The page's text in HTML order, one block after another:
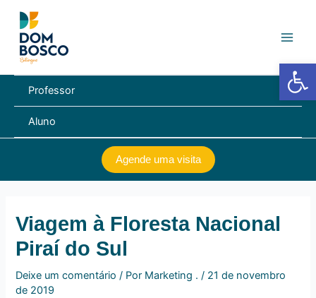
para
conteúdo
Professor
Aluno
Agende uma visita
Viagem à Floresta Nacional
Piraí do Sul
Deixe um comentário / Por Marketing ./ 21 de novembro
de 2019
Post
Barra de